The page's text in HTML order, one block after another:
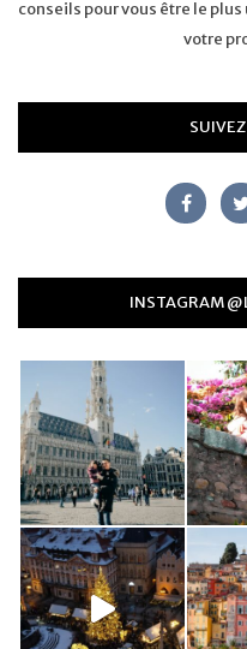
conseils pour vous être le
votre
INSTAGRAM